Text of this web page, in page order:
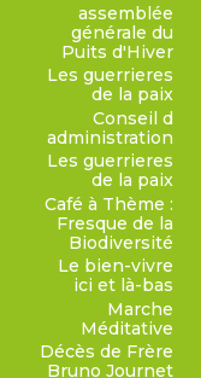
assemblée
générale du
Puits d'Hiver
Les guerrieres
de la paix
Conseil d
administration
Les guerrieres
de la paix
Café à Thème :
Fresque de la
Biodiversité
Le bien-vivre
ici et là-bas
Marche
Méditative
Décès de Frère
Bruno Journet